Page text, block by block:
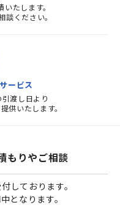
たします。
談ください。
ービス
渡し日より
供いたします。
もりやご相談
しております。
となります。